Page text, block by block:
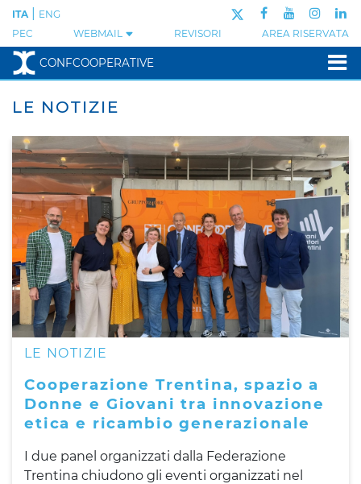
PEC WEBMAIL REVISORI AREA RISERVATA
ITA ENG
CONFCOOPERATIVE
LE NOTIZIE
LE NOTIZIE
Cooperazione Trentina, spazio a
Donne e Giovani tra innovazione
etica e ricambio generazionale
I due panel organizzati dalla Federazione
Trentina chiudono gli eventi organizzati nel